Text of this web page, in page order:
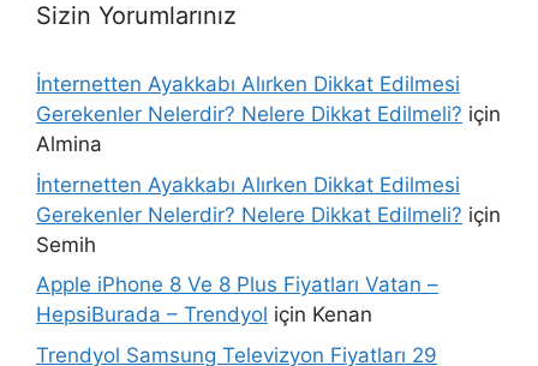
Sizin Yorumlarınız
İnternetten Ayakkabı Alırken Dikkat Edilmesi
Gerekenler Nelerdir? Nelere Dikkat Edilmeli? için
Almina
İnternetten Ayakkabı Alırken Dikkat Edilmesi
Gerekenler Nelerdir? Nelere Dikkat Edilmeli? için
Semih
Apple iPhone 8 Ve 8 Plus Fiyatları Vatan –
HepsiBurada – Trendyol için Kenan
Trendyol Samsung Televizyon Fiyatları 29